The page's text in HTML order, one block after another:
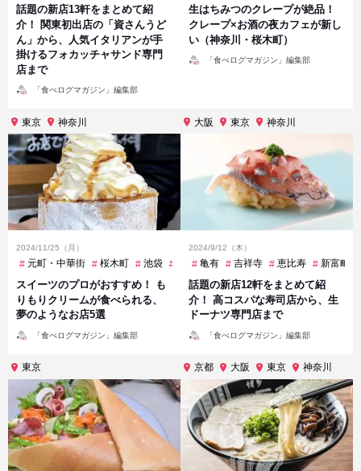
話題の新店13軒をまとめて紹
介！ 関東初出店の「資さんうど
ん」から、人気イタリアンが手
掛けるフォカッチャサンド専門
店まで
「食べログマガジン」編集部
生はちみつのクレープが絶品！
クレープ×お酒の夜カフェが新し
い（神奈川・桜木町）
「食べログマガジン」編集部
東京 神奈川
2024/11/25（月）
元町・中華街 桜木町 池袋 渋谷 白金高輪 祖師ヶ谷大蔵 神泉
スイーツのプロがおすすめ！ も
りもりクリームが食べられる、
夢のようなお店5選
「食べログマガジン」編集部
大阪 東京 神奈川
2024/9/12（木）
亀有 吉祥寺 恵比寿 新富町
話題の新店12軒をまとめて紹
介！ 高コスパな寿司店から、生
ドーナツ専門店まで
「食べログマガジン」編集部
東京 京都 大阪 東京 神奈川